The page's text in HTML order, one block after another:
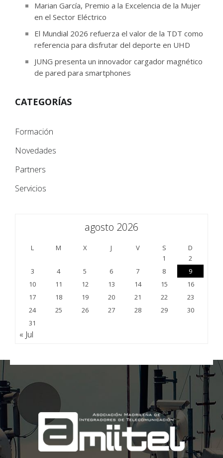
Marian García, Premio a la Excelencia de la Mujer
en el Sector Eléctrico
El Mundial 2026 refuerza el valor de la TDT como
referencia para disfrutar del deporte en UHD
JUNG presenta un innovador cargador magnético
de pared para smartphones
CATEGORÍAS
Formación
Novedades
Partners
Servicios
agosto 2026
L M X J V S
D
1
2
3
4 5 6 7 8
9
10
11 12 13 14 15
16
17
18 19 20 21 22
23
24
25 26 27 28 29
30
31
« Jul
;